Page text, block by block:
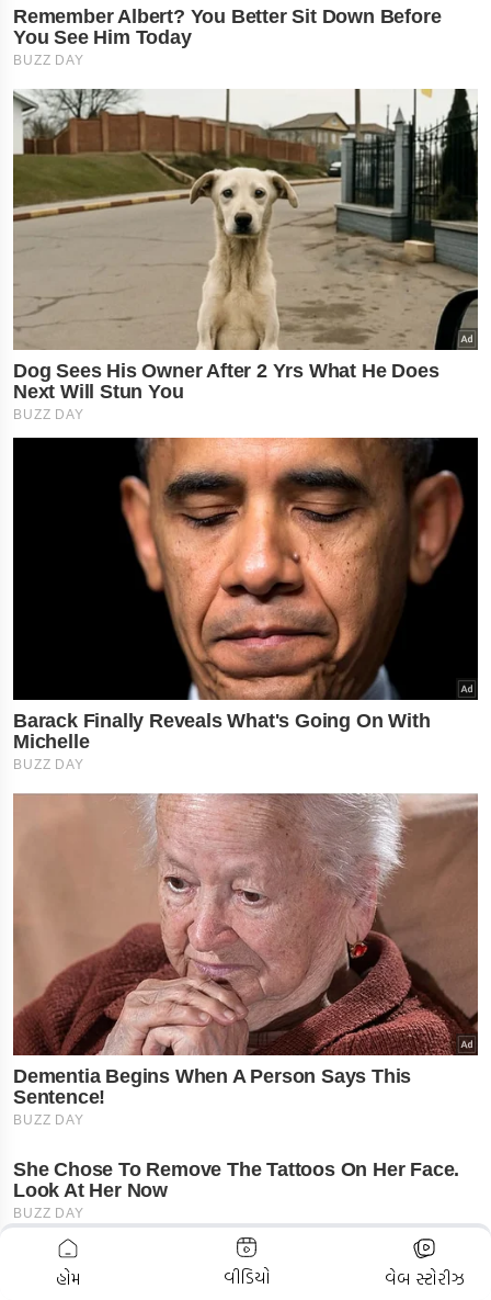
ADVERTISEMENT
હોમ વીડિયો વેબ સ્ટોરીઝ